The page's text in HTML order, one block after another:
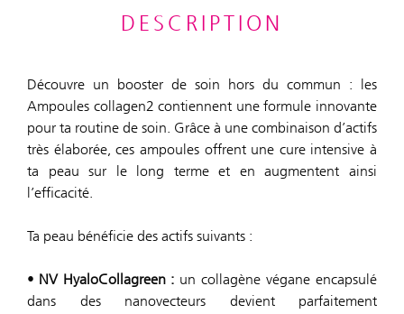
DESCRIPTION
Découvre un booster de soin hors du commun : les
Ampoules collagen2 contiennent une formule innovante
pour ta routine de soin. Grâce à une combinaison d’actifs
très élaborée, ces ampoules offrent une cure intensive à
ta peau sur le long terme et en augmentent ainsi
l’efficacité.
Ta peau bénéficie des actifs suivants :
• NV HyaloCollagreen : un collagène végane encapsulé
dans des nanovecteurs devient parfaitement